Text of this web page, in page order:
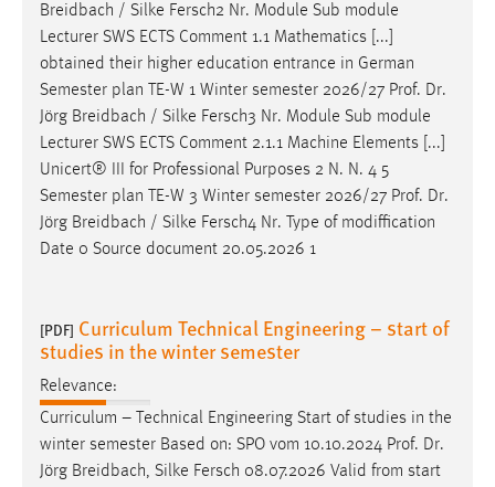
Breidbach / Silke Fersch2 Nr. Module Sub module
Lecturer SWS ECTS Comment 1.1 Mathematics [...]
obtained their higher education entrance in German
Semester plan TE-W 1 Winter semester 2026/27 Prof. Dr.
Jörg Breidbach / Silke Fersch3 Nr. Module Sub module
Lecturer SWS ECTS Comment 2.1.1 Machine Elements [...]
Unicert® III for Professional Purposes 2 N. N. 4 5
Semester plan TE-W 3 Winter semester 2026/27 Prof. Dr.
Jörg Breidbach / Silke Fersch4 Nr. Type of modiffication
Date 0 Source document 20.05.2026 1
[PDF] Curriculum Technical Engineering – start of
studies in the winter semester
Relevance:
Curriculum – Technical Engineering Start of studies in the
winter semester Based on: SPO vom 10.10.2024 Prof. Dr.
Jörg Breidbach, Silke Fersch 08.07.2026 Valid from start